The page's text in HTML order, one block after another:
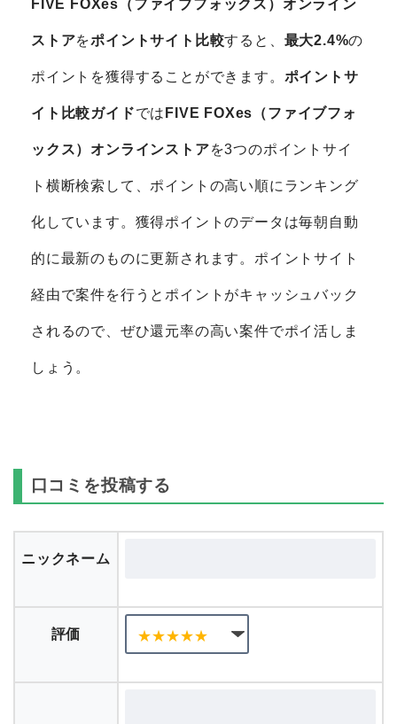
FIVE FOXes（ファイブフォックス）オンライン
ストアをポイントサイト比較すると、 最大2.4%の
ポイントを獲得することができます。 ポイントサ
イト比較ガイドでは FIVE FOXes（ファイブフォ
ックス）オンラインストアを3つのポイントサイ
ト横断検索して、ポイントの高い順にランキング
化しています。獲得ポイントのデータは毎朝自動
的に最新のものに更新されます。ポイントサイト
経由で案件を行うとポイントがキャッシュバック
されるので、ぜひ還元率の高い案件でポイ活しま
しょう。
口コミを投稿する
ニックネーム
評価